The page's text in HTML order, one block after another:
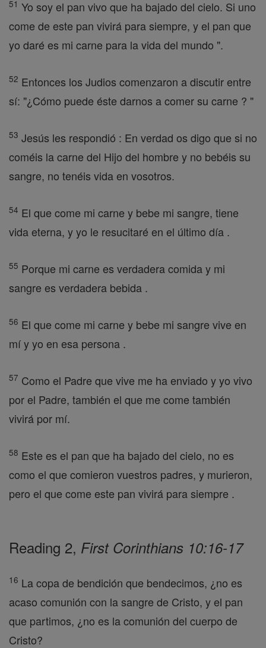
51 Yo soy el pan vivo que ha bajado del cielo. Si uno
come de este pan vivirá para siempre, y el pan que
yo daré es mi carne para la vida del mundo ".
52 Entonces los Judios comenzaron a discutir entre
sí: "¿Cómo puede éste darnos a comer su carne ? "
53 Jesús les respondió : En verdad os digo que si no
coméis la carne del Hijo del hombre y no bebéis su
sangre, no tenéis vida en vosotros.
54 El que come mi carne y bebe mi sangre, tiene
vida eterna, y yo le resucitaré en el último día .
55 Porque mi carne es verdadera comida y mi
sangre es verdadera bebida .
56 El que come mi carne y bebe mi sangre vive en
mí y yo en esa persona .
57 Como el Padre que vive me ha enviado y yo vivo
por el Padre, también el que me come también
vivirá por mí.
58 Este es el pan que ha bajado del cielo, no es
como el que comieron vuestros padres, y murieron,
pero el que come este pan vivirá para siempre .
Reading 2, First Corinthians 10:16-17
16 La copa de bendición que bendecimos, ¿no es
acaso comunión con la sangre de Cristo, y el pan
que partimos, ¿no es la comunión del cuerpo de
Cristo?